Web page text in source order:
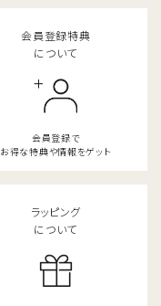
会員登録特典
について
会員登録で
お得な特典や情報をゲット
ラッピング
について